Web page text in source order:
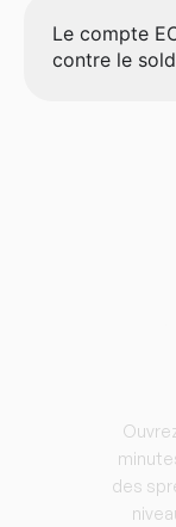
Le compte
contre le
des